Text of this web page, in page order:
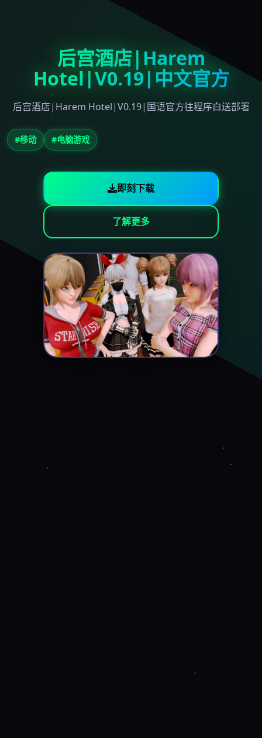
后宫酒店|Harem
Hotel|V0.19|中文官方
后宫酒店|Harem Hotel|V0.19|国语官方往程序白送部署
#移动 #电脑游戏
即刻下载
了解更多